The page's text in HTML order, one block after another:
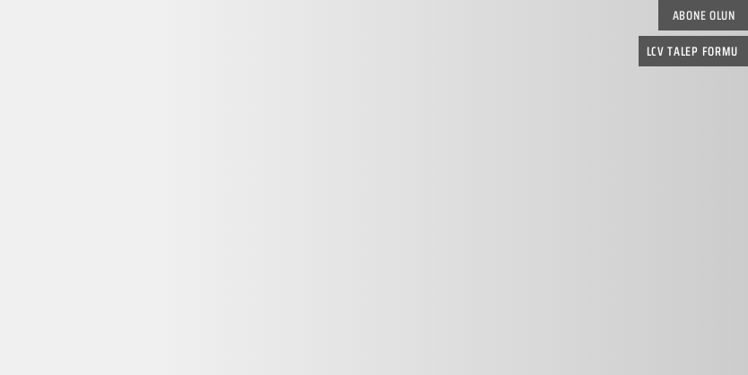
ABONE OLUN
LCV TALEP FORMU